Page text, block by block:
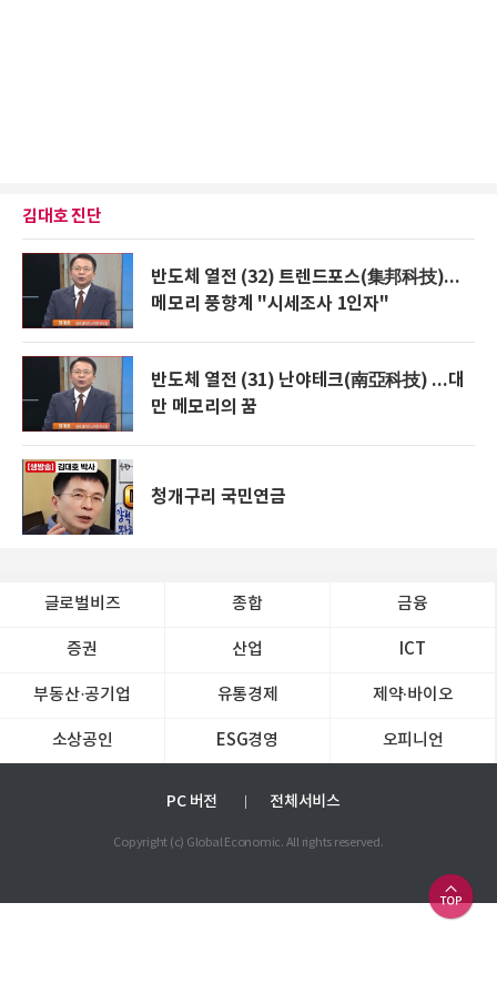
김대호 진단
반도체 열전 (32) 트렌드포스(集邦科技)...
메모리 풍향계 "시세조사 1인자"
반도체 열전 (31) 난야테크(南亞科技) ...대
만 메모리의 꿈
청개구리 국민연금
글로벌비즈 종합 금융
증권 산업 ICT
부동산·공기업 유통경제 제약∙바이오
소상공인 ESG경영 오피니언
PC 버전 전체서비스
Copyright (c) Global Economic. All rights reserved.